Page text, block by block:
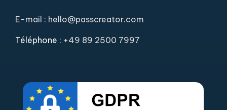
E-mail : hello@passcreator.com
Téléphone : +49 89 2500 7997